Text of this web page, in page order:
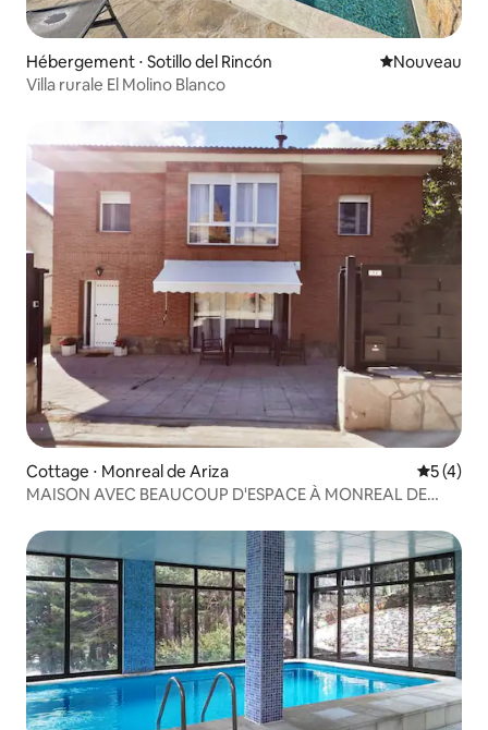
Hébergement ⋅ Sotillo del Rincón Nouvel
Nouveau
Villa rurale El Molino Blanco
Cottage ⋅ Monreal de Ariza
5 (4)
MAISON AVEC BEAUCOUP D'ESPACE À MONREAL DE